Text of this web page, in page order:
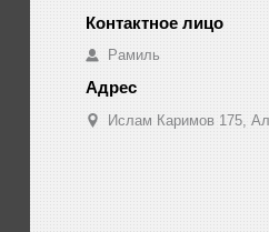
Рамиль
Ислам Каримов 175,